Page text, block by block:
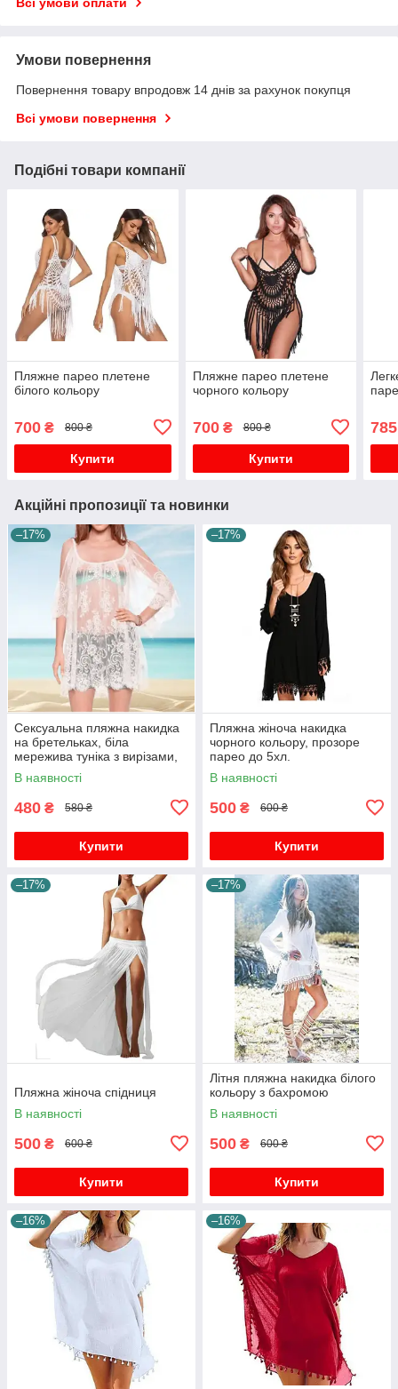
Всі умови оплати
Умови повернення
Повернення товару впродовж 14 днів за рахунок покупця
Всі умови повернення
Подібні товари компанії
Пляжне парео плетене
білого кольору
700 ₴ 800 ₴
Купити
Пляжне парео плетене
чорного кольору
700₴ 800 ₴
Купити
785
Акційні пропозиції та новинки
–17%
Сексуальна пляжна накидка
на бретельках, біла
мережива туніка з вирізами,
пляжна накидка
В наявності
480 ₴ 580 ₴
Купити
–17%
Пляжна жіноча накидка
чорного кольору, прозоре
парео до 5хл.
В наявності
500 ₴ 600 ₴
Купити
–17%
Пляжна жіноча спідниця
В наявності
500 ₴ 600 ₴
Купити
–17%
Літня пляжна накидка білого
кольору з бахромою
В наявності
500 ₴ 600 ₴
Купити
–16% –16%